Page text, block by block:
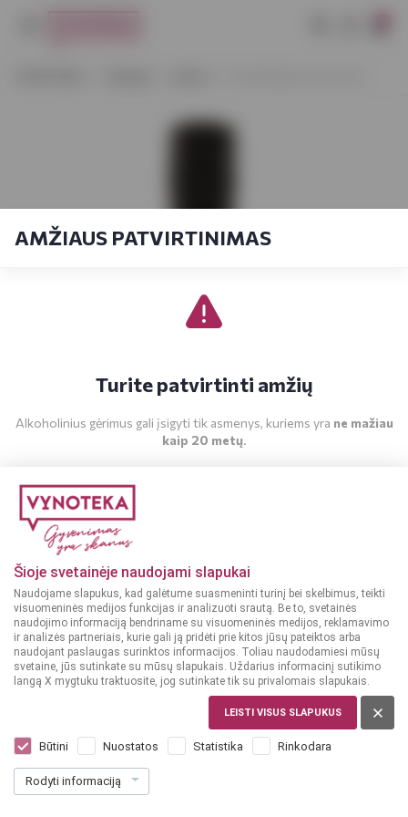
Šioje svetainėje naudojami slapukai
Naudojame slapukus, kad galėtume suasmeninti turinį bei skelbimus, teikti
visuomeninės medijos funkcijas ir analizuoti srautą. Be to, svetainės
naudojimo informaciją bendriname su visuomeninės medijos, reklamavimo
ir analizės partneriais, kurie gali ją pridėti prie kitos jūsų pateiktos arba
naudojant paslaugas surinktos informacijos. Toliau naudodamiesi mūsų
svetaine, jūs sutinkate su mūsų slapukais. Uždarius informacinį sutikimo
langą X mygtuku traktuosite, jog sutinkate tik su privalomais slapukais.
LEISTI VISUS SLAPUKUS
Būtini Nuostatos Statistika Rinkodara
Rodyti informaciją
AMŽIAUS PATVIRTINIMAS
Turite patvirtinti amžių
Alkoholinius gėrimus gali įsigyti tik asmenys, kuriems yra ne mažiau
kaip 20 metų.
Great Blackcurrant 0,5 l
Dar nėra balsų, galite įvertinti
2349€ 46.98 € / L